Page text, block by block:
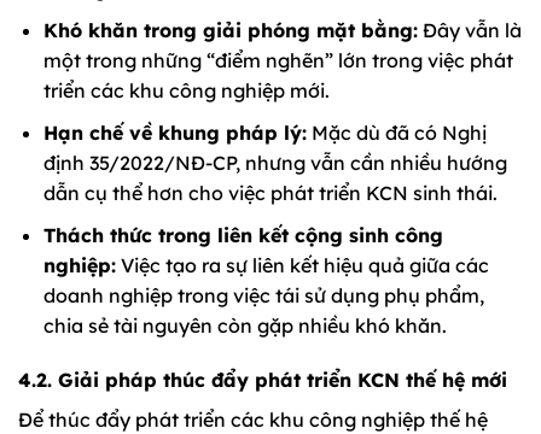
Khó khăn trong giải phóng mặt bằng:Đây vẫn là
một trong những “điểm nghẽn” lớn trong việc phát
triển các khu công nghiệp mới.
Hạn chế về khung pháp lý:Mặc dù đã có Nghị
định 35/2022/NĐ-CP, nhưng vẫn cần nhiều hướng
dẫn cụ thể hơn cho việc phát triển KCN sinh thái.
Thách thức trong liên kết cộng sinh công
nghiệp:Việc tạo ra sự liên kết hiệu quả giữa các
doanh nghiệp trong việc tái sử dụng phụ phẩm,
chia sẻ tài nguyên còn gặp nhiều khó khăn.
4.2. Giải pháp thúc đẩy phát triển KCN thế hệ mới
Để thúc đẩy phát triển các khu công nghiệp thế hệ